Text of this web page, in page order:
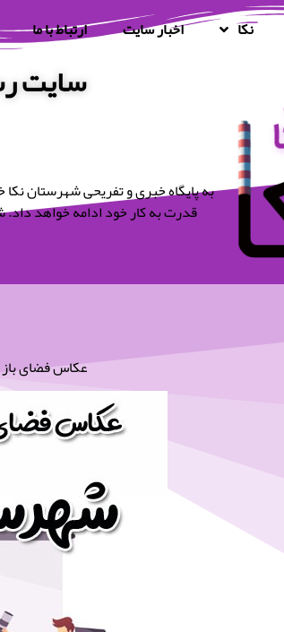
نکا اخبار سایت ارتباط با ما
سایت
قدرت به کار خود ادامه خواهد داد.
عکاس فضای